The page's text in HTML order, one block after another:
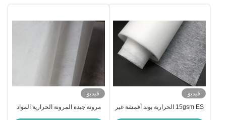
فيديو
15gsm ES الحرارية بوند أقمشة غير
فيديو
مرونة جيدة المرونة الحرارية المواد